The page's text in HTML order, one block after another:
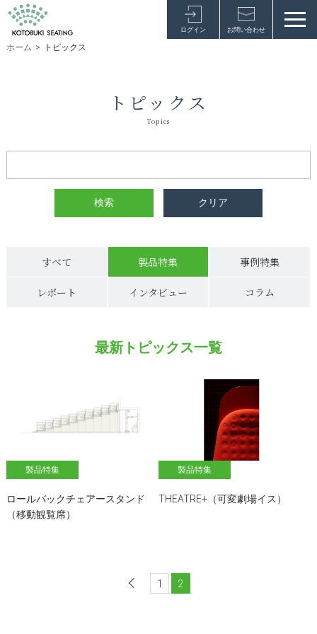
ログイン お問い合わせ
ホーム > トピックス
トピックス
Topics
すべて 製品特集 事例特集
レポート インタビュー コラム
最新トピックス一覧
製品特集
ロールバックチェアースタンド
（移動観覧席）
製品特集
THEATRE+（可変劇場イス）
前へ
1 2